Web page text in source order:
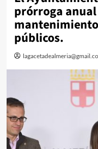
prórroga
públicos.